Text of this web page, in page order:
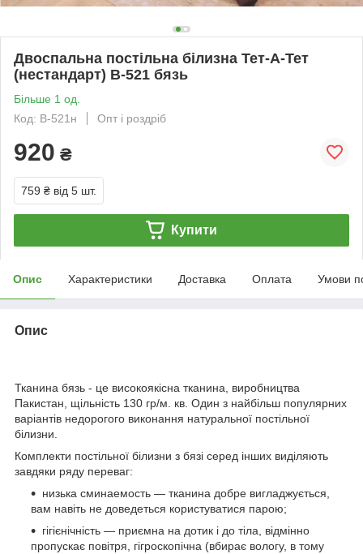
Двоспальна постільна білизна Тет-А-Тет
(нестандарт) В-521 бязь
Більше 1 од.
Код: В-521н
Опт і роздріб
920 ₴
759 ₴ від 5 шт.
Купити
Опис Характеристики Доставка Оплата Умови
Опис
Тканина бязь - це високоякісна тканина, виробництва
Пакистан, щільність 130 гр/м. кв. Один з найбільш популярних
варіантів недорогого виконання натуральної постільної
білизни.
Комплекти постільної білизни з бязі серед інших виділяють
завдяки ряду переваг:
низька сминаемость — тканина добре вигладжується,
вам навіть не доведеться користуватися парою;
гігієнічність — приємна на дотик і до тіла, відмінно
пропускає повітря, гігроскопічна (вбирає вологу, в тому